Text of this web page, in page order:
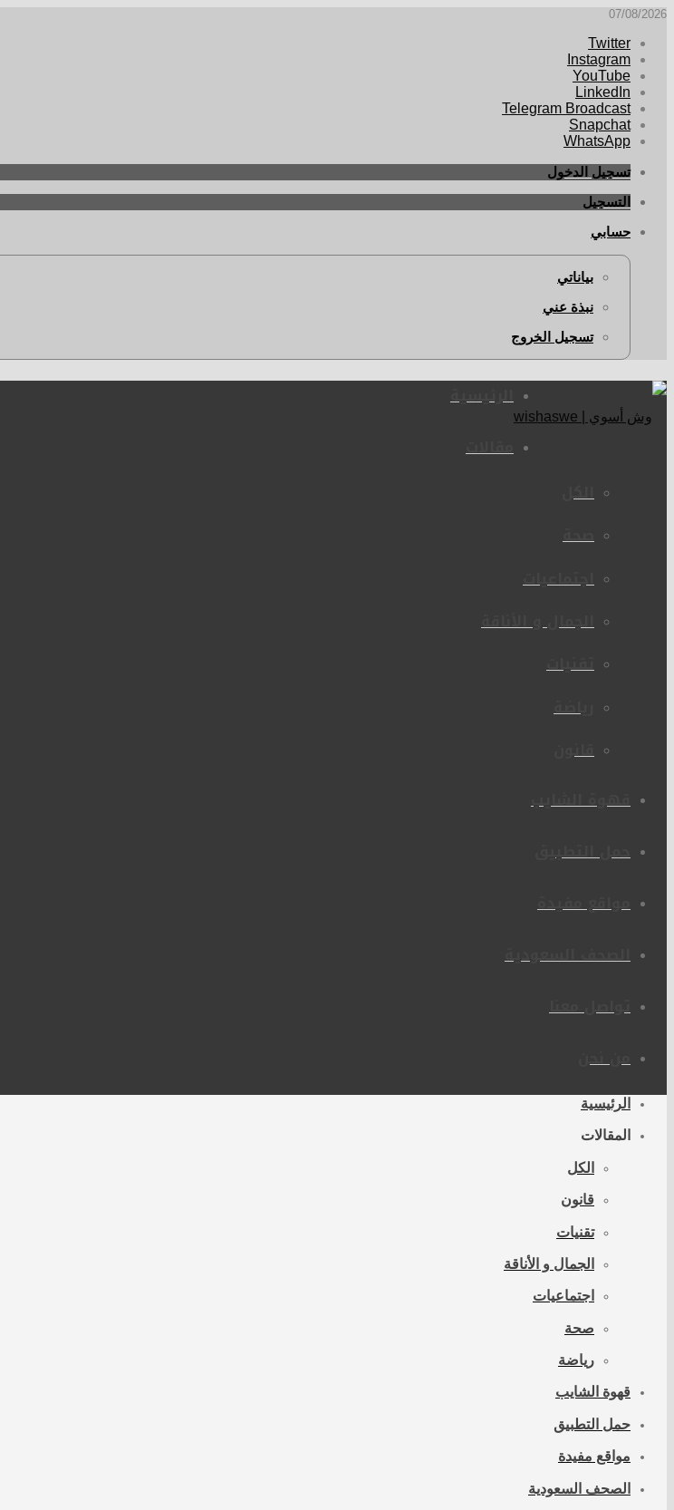
07/08/2026
Twitter
Instagram
YouTube
LinkedIn
Telegram Broadcast
Snapchat
WhatsApp
تسجيل الدخول
التسجيل
حسابي
بياناتي
نبذة عني
تسجيل الخروج
الرئيسية
مقالات
الكل
صحة
اجتماعيات
الجمال و الأناقة
تقنيات
رياضة
قانون
قهوة الشايب
حمل التطبيق
مواقع مفيدة
الصحف السعودية
تواصل معنا
من نحن
الرئيسية
المقالات
الكل
قانون
تقنيات
الجمال و الأناقة
اجتماعيات
صحة
رياضة
قهوة الشايب
حمل التطبيق
مواقع مفيدة
الصحف السعودية